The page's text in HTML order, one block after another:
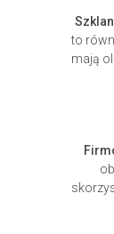
to
mają